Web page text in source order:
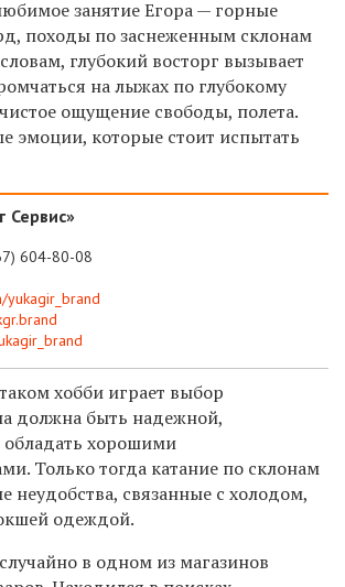
занятие Егора — горные
походы по заснеженным склонам
глубокий восторг вызывает
на лыжах по глубокому
ощущение свободы, полета.
эмоции, которые стоит испытать
Сервис»
604-80-08
yukagir_brand
хобби играет выбор
должна быть надежной,
обладать хорошими
Только тогда катание по склонам
неудобства, связанные с холодом,
одеждой.
в одном из магазинов